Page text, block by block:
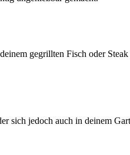
gegrillten Fisch oder
sich jedoch auch in deinem